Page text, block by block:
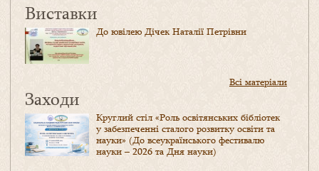
Виставки
До ювілею Дічек Наталії Петрівни
Всі матеріали
Заходи
Круглий стіл «Роль освітянських бібліотек
у забезпеченні сталого розвитку освіти та
науки» (До всеукраїнського фестивалю
науки – 2026 та Дня науки)